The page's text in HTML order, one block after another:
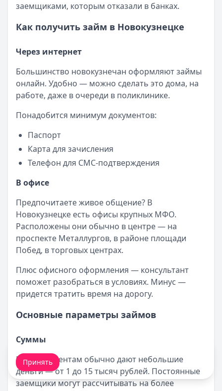
заемщиками, которым отказали в банках.
Как получить займ в Новокузнецке
Через интернет
Большинство новокузнечан оформляют займы
онлайн. Удобно — можно сделать это дома, на
работе, даже в очереди в поликлинике.
Понадобится минимум документов:
Паспорт
Карта для зачисления
Телефон для СМС-подтверждения
В офисе
Предпочитаете живое общение? В
Новокузнецке есть офисы крупных МФО.
Расположены они обычно в центре — на
проспекте Металлургов, в районе площади
Побед, в торговых центрах.
Плюс офисного оформления — консультант
поможет разобраться в условиях. Минус —
придется тратить время на дорогу.
Основные параметры займов
Суммы
Новым клиентам обычно дают небольшие
деньги — от 1 до 15 тысяч рублей. Постоянные
заемщики могут рассчитывать на более
Принять